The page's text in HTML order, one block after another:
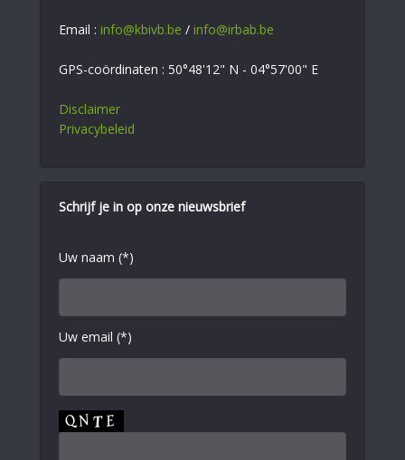
Email : info@kbivb.be / info@irbab.be
GPS-coördinaten : 50°48'12" N - 04°57'00" E
Disclaimer
Privacybeleid
Schrijf je in op onze nieuwsbrief
Uw naam (*)
Uw email (*)